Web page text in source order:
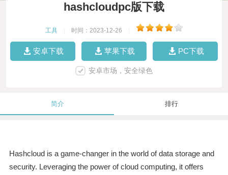
hashcloudpc版下载
工具 时间：2023-12-26
安卓下载 苹果下载 PC下载
安卓市场，安全绿色
简介 排行
Hashcloud is a game-changer in the world of data storage and
security. Leveraging the power of cloud computing, it offers